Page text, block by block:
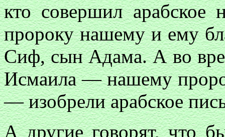
кто совершил
пророку нашему и ему
Сиф, сын Адама. А во
Исмаила — нашему
— изобрели арабское
А другие говорят, что